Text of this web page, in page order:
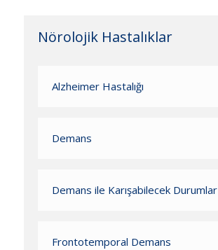
Nörolojik Hastalıklar
Alzheimer Hastalığı
Demans
Demans ile Karışabilecek Durumlar
Frontotemporal Demans